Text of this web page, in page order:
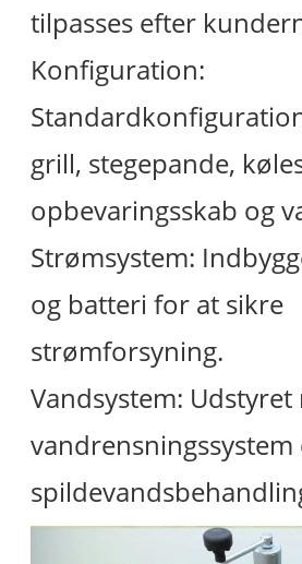
tilpasses efter
Konfiguration:
grill, stegepande,
opbevaringsskab og
Strømsystem:
og batteri for at sikre
strømforsyning.
Vandsystem: Udstyret
vandrensningssystem